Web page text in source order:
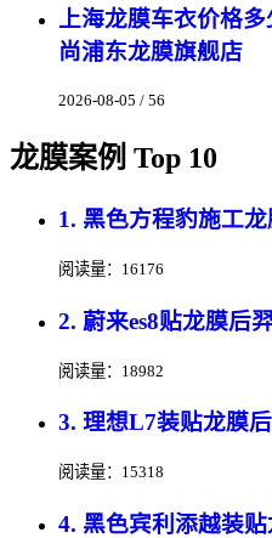
上海龙膜车衣价格
尚浦东龙膜旗舰店
2026-08-05 / 56
龙膜案例 Top 10
1. 黑色方程豹施工
阅读量：16176
2. 蔚来es8贴龙膜后
阅读量：18982
3. 理想L7装贴龙膜
阅读量：15318
4. 黑色宾利添越装